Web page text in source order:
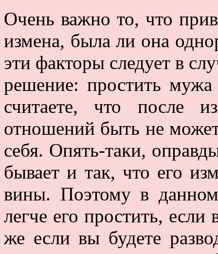
Очень важно то, что
измена, была ли она
эти факторы следует в
решение: простить
считаете, что после
отношений быть не
себя. Опять-таки,
бывает и так, что его
вины. Поэтому в
легче его простить,
же если вы будете